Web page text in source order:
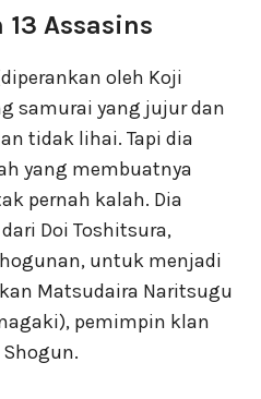
Assasins
oleh Koji
samurai yang jujur dan
tidak lihai. Tapi dia
yang membuatnya
pernah kalah. Dia
Doi Toshitsura,
untuk menjadi
Matsudaira Naritsugu
pemimpin klan